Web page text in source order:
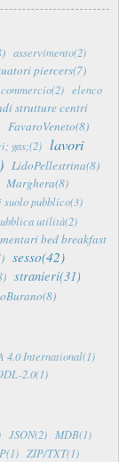
asservimento(2)
piercers(7)
commercio(2) elenco
strutture centri
FavaroVeneto(8)
gas;(2) lavori
LidoPellestrina(8)
Marghera(8)
suolo pubblico(3)
utilità(2)
bed breakfast
sesso(42)
stranieri(31)
4.0 International(1)
2.0(1)
JSON(2)
MDB(1)
ZIP/TXT(1)